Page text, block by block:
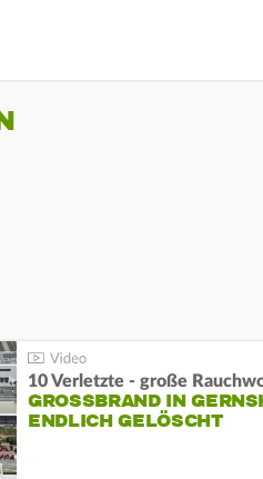
10 Verletzte - große
GROSSBRAND IN
NDLICH GELÖSCHT